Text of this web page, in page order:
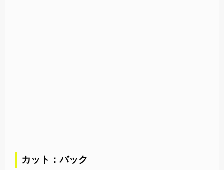
カット：バック